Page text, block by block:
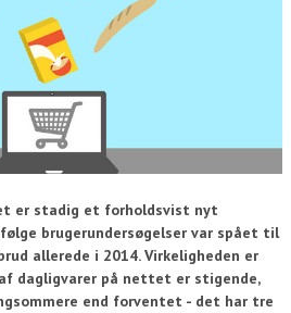
er stadig et forholdsvist nyt
brugerundersøgelser var spået til
allerede i 2014. Virkeligheden er
dagligvarer på nettet er stigende,
end forventet - det har tre